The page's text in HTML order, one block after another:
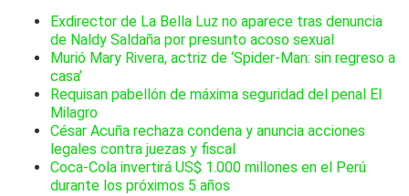
Exdirector de La Bella Luz no aparece tras denuncia
de Naldy Saldaña por presunto acoso sexual
Murió Mary Rivera, actriz de ‘Spider-Man: sin regreso a
casa’
Requisan pabellón de máxima seguridad del penal El
Milagro
César Acuña rechaza condena y anuncia acciones
legales contra juezas y fiscal
Coca-Cola invertirá US$ 1.000 millones en el Perú
durante los próximos 5 años